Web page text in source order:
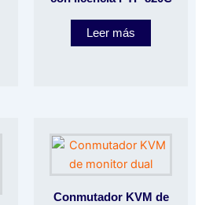
Leer más
Conmutador KVM de